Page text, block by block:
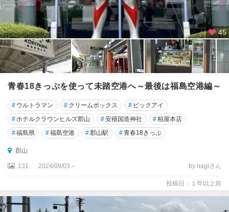
岳
・
二
本
松
苗
代
・
磐
梯
海
裏
磐
45
青春18きっぷを使って未踏空港へ～最後は福島空港編～
# ウルトラマン # クリームボックス # ビックアイ
#ホテルクラウンヒルズ郡山 #安積国造神社 #柏屋本店
#福島県 #福島空港 #郡山駅 #青春18きっぷ
郡山
131 2024/09/03～ by nagiさん
投稿日：１年以上前